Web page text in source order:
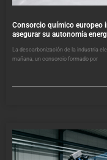
Consorcio químico europeo
asegurar su autonomía
La descarbonización de la industria
mañana, un consorcio formado por